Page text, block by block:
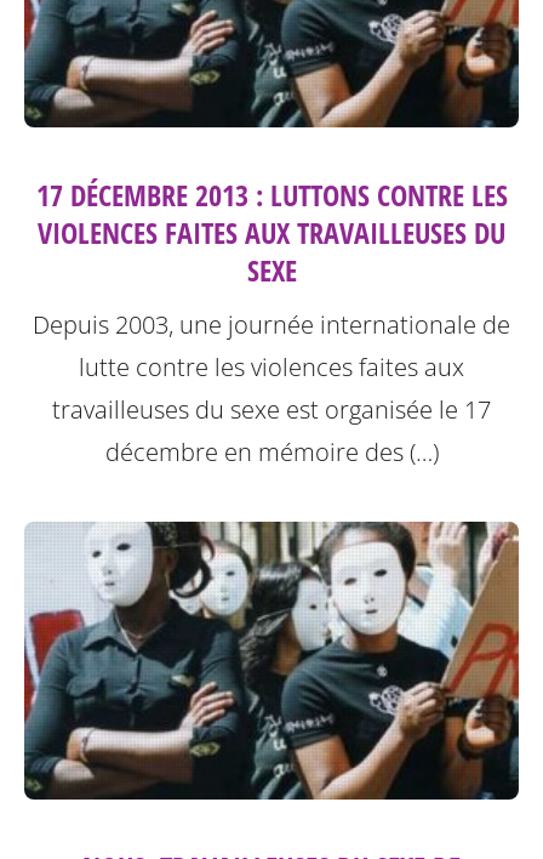
17 DÉCEMBRE 2013 : LUTTONS CONTRE LES
VIOLENCES FAITES AUX TRAVAILLEUSES DU
SEXE
Depuis 2003, une journée internationale de
lutte contre les violences faites aux
travailleuses du sexe est organisée le 17
décembre en mémoire des (…)